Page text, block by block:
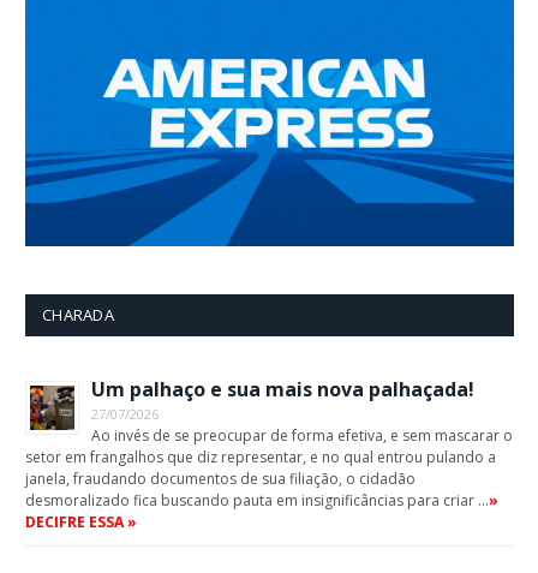
CHARADA
Um palhaço e sua mais nova palhaçada!
27/07/2026
Ao invés de se preocupar de forma efetiva, e sem mascarar o
setor em frangalhos que diz representar, e no qual entrou pulando a
janela, fraudando documentos de sua filiação, o cidadão
desmoralizado fica buscando pauta em insignificâncias para criar …»
DECIFRE ESSA »